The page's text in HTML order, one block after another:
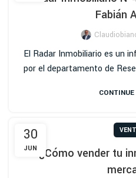
Fabián
El Radar Inmobiliario es un
por el departamento de
CONTINUE
30
JUN ¿Cómo vender tu